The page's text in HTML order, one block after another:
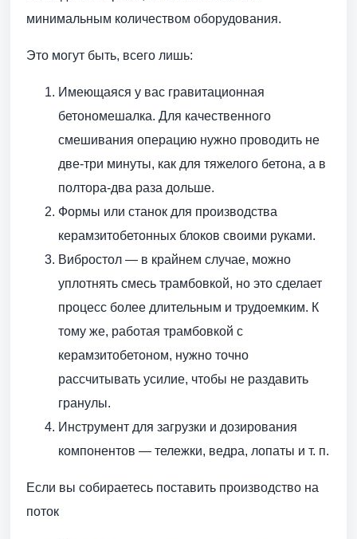
минимальным количеством оборудования.
Это могут быть, всего лишь:
Имеющаяся у вас гравитационная
бетономешалка. Для качественного
смешивания операцию нужно проводить не
две-три минуты, как для тяжелого бетона, а в
полтора-два раза дольше.
Формы или станок для производства
керамзитобетонных блоков своими руками.
Вибростол — в крайнем случае, можно
уплотнять смесь трамбовкой, но это сделает
процесс более длительным и трудоемким. К
тому же, работая трамбовкой с
керамзитобетоном, нужно точно
рассчитывать усилие, чтобы не раздавить
гранулы.
Инструмент для загрузки и дозирования
компонентов — тележки, ведра, лопаты и т. п.
Если вы собираетесь поставить производство на
поток